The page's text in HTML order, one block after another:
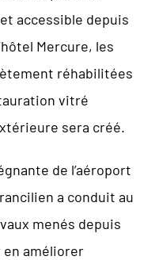
accessible depuis
Mercure, les
réhabilitées
vitré
sera créé.
de l’aéroport
a conduit au
menés depuis
en améliorer